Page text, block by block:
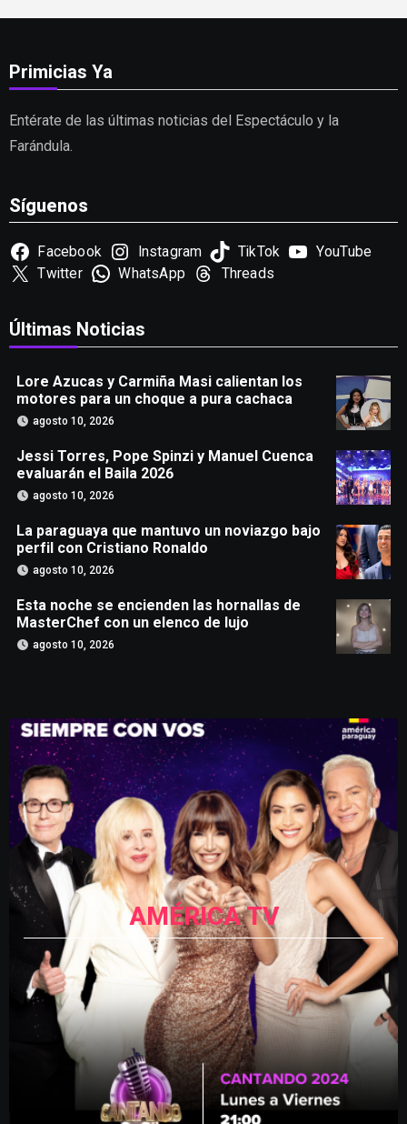
Primicias Ya
Entérate de las últimas noticias del Espectáculo y la
Farándula.
Síguenos
Facebook Instagram TikTok
YouTube
Twitter
WhatsApp Threads
Últimas Noticias
Lore Azucas y Carmiña Masi calientan los
motores para un choque a pura cachaca
agosto 10, 2026
Jessi Torres, Pope Spinzi y Manuel Cuenca
evaluarán el Baila 2026
agosto 10, 2026
La paraguaya que mantuvo un noviazgo bajo
perfil con Cristiano Ronaldo
agosto 10, 2026
Esta noche se encienden las hornallas de
MasterChef con un elenco de lujo
agosto 10, 2026
AMÉRICA TV